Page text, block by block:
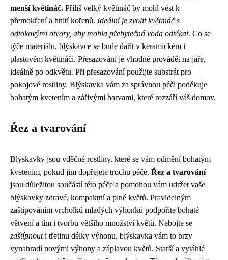
menší květináč. Příliš velký květináč by mohl vést k
přemokření a hnití kořenů. Ideální je zvolit květináč s
odtokovými otvory, aby mohla přebytečná voda odtékat. Co se
týče materiálu, blýskavce se bude dařit v keramickém i
plastovém květináči. Přesazování je vhodné provádět na jaře,
ideálně po odkvětu. Při přesazování použijte substrát pro
pokojové rostliny. Blýskavka vám za správnou péči poděkuje
bohatým kvetením a zářivými barvami, které rozzáří váš domov.
Řez a tvarování
Blýskavky jsou vděčné rostliny, které se vám odmění bohatým
kvetením, pokud jim dopřejete trochu péče. Řez a tvarování
jsou důležitou součástí této péče a pomohou vám udržet vaše
blýskavky zdravé, kompaktní a plné květů. Pravidelným
zaštipováním vrcholků mladých výhonků podpoříte bohaté
větvení a tím i tvorbu většího množství květů. Nebojte se
zaštípnouti třetinu délky výhonu, blýskavka vám to brzy
vynahradí novými výhony a záplavou květů. Starší a vytáhlé